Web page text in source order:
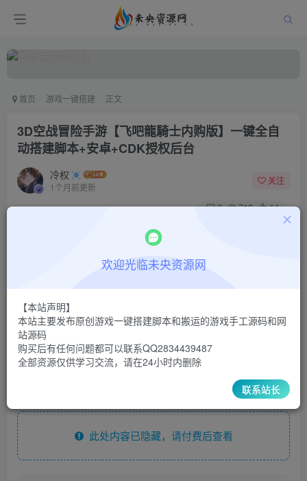
首页 游戏一键搭建 正文
3D空战冒险手游【飞吧龍騎士内购版】一键全自
动搭建脚本+安卓+CDK授权后台
冷权
1个月前更新
关注
0 718 14
此内容为付费阅读，请付费后查看
9.9
超级会员￥5 至尊会员￥1
此处内容已隐藏，请付费后查看
欢迎光临未央资源网
【本站声明】
本站主要发布原创游戏一键搭建脚本和搬运的游戏手工源码和网
站源码
购买后有任何问题都可以联系QQ2834439487
全部资源仅供学习交流，请在24小时内删除
联系站长